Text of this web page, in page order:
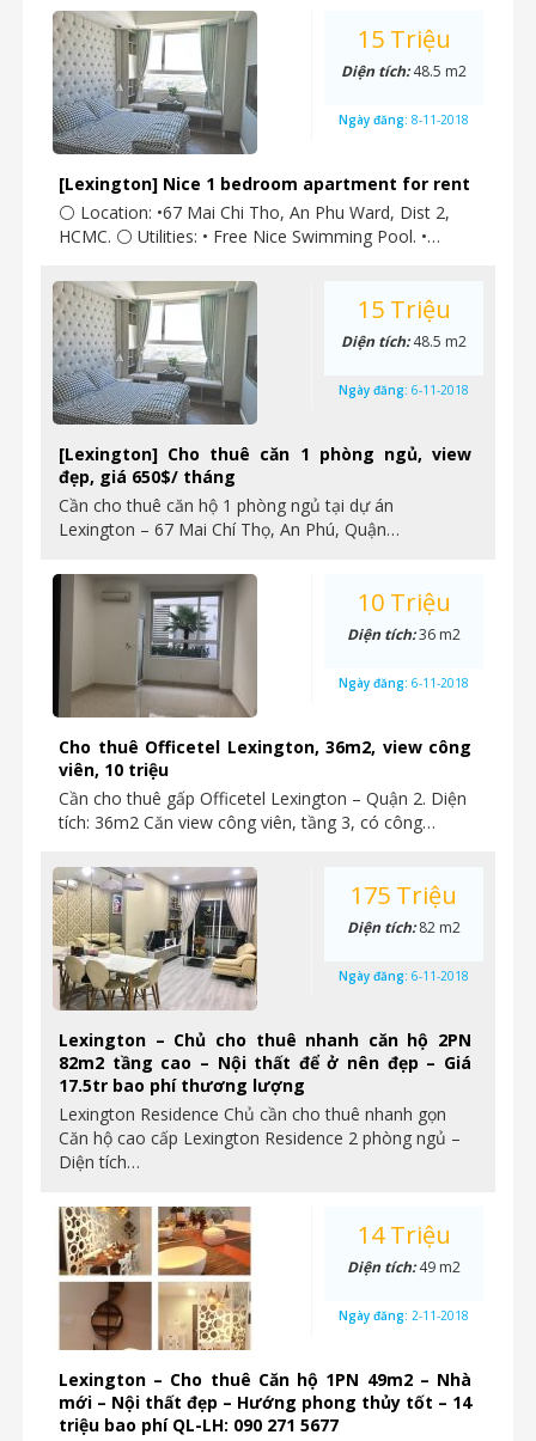
[Lexington] Nice 1 bedroom apartment for rent
⚪ Location: •67 Mai Chi Tho, An Phu Ward, Dist 2,
HCMC. ⚪ Utilities: • Free Nice Swimming Pool. •…
15 Triệu
Diện tích:48.5 m2
Ngày đăng: 8-11-2018
[Lexington] Cho thuê căn 1 phòng ngủ, view
đẹp, giá 650$/ tháng
Cần cho thuê căn hộ 1 phòng ngủ tại dự án
Lexington – 67 Mai Chí Thọ, An Phú, Quận…
15 Triệu
Diện tích:48.5 m2
Ngày đăng: 6-11-2018
Cho thuê Officetel Lexington, 36m2, view công
viên, 10 triệu
Cần cho thuê gấp Officetel Lexington – Quận 2. Diện
tích: 36m2 Căn view công viên, tầng 3, có công…
10 Triệu
Diện tích:36 m2
Ngày đăng: 6-11-2018
Lexington – Chủ cho thuê nhanh căn hộ 2PN
82m2 tầng cao – Nội thất để ở nên đẹp – Giá
17.5tr bao phí thương lượng
Lexington Residence Chủ cần cho thuê nhanh gọn
Căn hộ cao cấp Lexington Residence 2 phòng ngủ –
Diện tích…
175 Triệu
Diện tích:82 m2
Ngày đăng: 6-11-2018
Lexington – Cho thuê Căn hộ 1PN 49m2 – Nhà
mới – Nội thất đẹp – Hướng phong thủy tốt – 14
triệu bao phí QL-LH: 090 271 5677
14 Triệu
Diện tích:49 m2
Ngày đăng: 2-11-2018